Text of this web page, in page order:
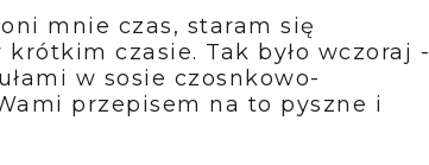
mnie czas, staram się
czasie. Tak było wczoraj -
w sosie czosnkowo-
przepisem na to pyszne i